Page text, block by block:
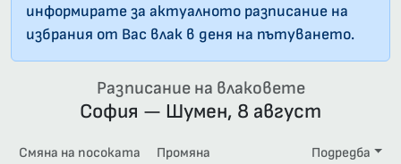
информирате за актуалното разписание на
избрания от Вас влак в деня на пътуването.
Разписание на влаковете
София — Шумен, 8 август
Смяна на посоката Промяна Подредба